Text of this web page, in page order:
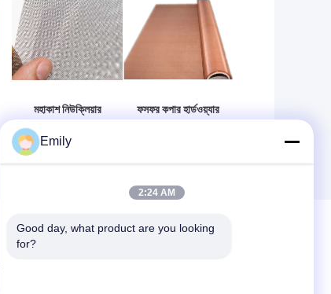
মহাকাশ নিউক্লিয়ার
পাওয়ার পেট্রোলিয়ামের
জন্য মলিবডেনাম তারের
ফসফর কপার হার্ডওয়্যার
Emily
2:24 AM
Good day, what product are you looking
for?